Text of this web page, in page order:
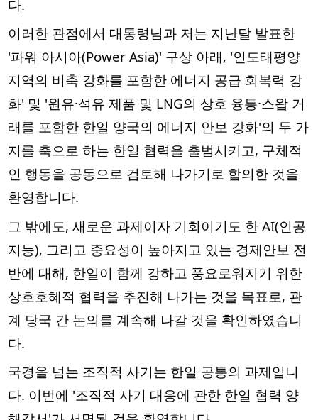
다.
이러한 관점에서 대통령님과 저는 지난달 발표한
'파워 아시아(Power Asia)' 구상 아래, '인도태평양
지역의 비축 강화를 포함한 에너지 공급 회복력 강
화' 및 '원유·석유 제품 및 LNG의 상호 융통·스왑 거
래를 포함한 한일 양국의 에너지 안보 강화'의 두 가
지를 축으로 하는 한일 협력을 출범시키고, 구체적
인 행동을 공동으로 검토해 나가기로 합의한 것을
환영합니다.
그 밖에도, 새로운 과제이자 기회이기도 한 AI(인공
지능), 그리고 중요성이 높아지고 있는 경제안보 전
반에 대해, 한일이 함께 강하고 풍요로워지기 위한
상호호혜적 협력을 추진해 나가는 것을 목표로, 관
계 당국 간 논의를 계속해 나갈 것을 확인하였습니
다.
국경을 넘는 조직적 사기는 한일 공통의 과제입니
다. 이번에 '조직적 사기 대응에 관한 한일 협력 양